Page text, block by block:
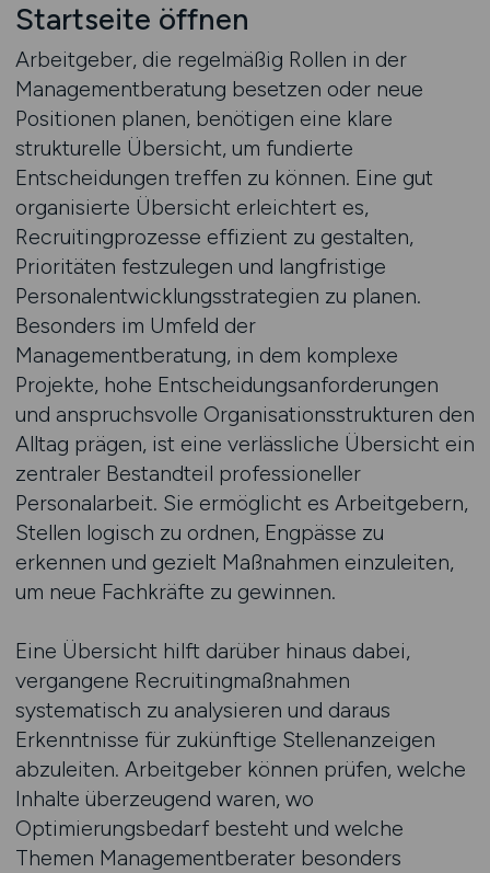
Startseite öffnen
Arbeitgeber, die regelmäßig Rollen in der
Managementberatung besetzen oder neue
Positionen planen, benötigen eine klare
strukturelle Übersicht, um fundierte
Entscheidungen treffen zu können. Eine gut
organisierte Übersicht erleichtert es,
Recruitingprozesse effizient zu gestalten,
Prioritäten festzulegen und langfristige
Personalentwicklungsstrategien zu planen.
Besonders im Umfeld der
Managementberatung, in dem komplexe
Projekte, hohe Entscheidungsanforderungen
und anspruchsvolle Organisationsstrukturen den
Alltag prägen, ist eine verlässliche Übersicht ein
zentraler Bestandteil professioneller
Personalarbeit. Sie ermöglicht es Arbeitgebern,
Stellen logisch zu ordnen, Engpässe zu
erkennen und gezielt Maßnahmen einzuleiten,
um neue Fachkräfte zu gewinnen.
Eine Übersicht hilft darüber hinaus dabei,
vergangene Recruitingmaßnahmen
systematisch zu analysieren und daraus
Erkenntnisse für zukünftige Stellenanzeigen
abzuleiten. Arbeitgeber können prüfen, welche
Inhalte überzeugend waren, wo
Optimierungsbedarf besteht und welche
Themen Managementberater besonders